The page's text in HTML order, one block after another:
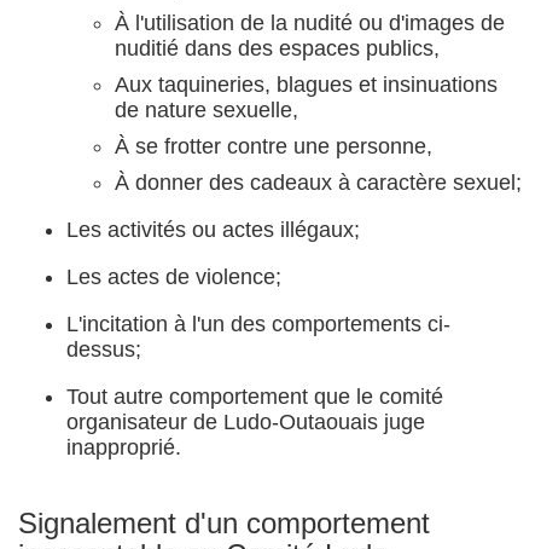
À l'utilisation de la nudité ou d'images de
nuditié dans des espaces publics,
Aux taquineries, blagues et insinuations
de nature sexuelle,
À se frotter contre une personne,
À donner des cadeaux à caractère sexuel;
Les activités ou actes illégaux;
Les actes de violence;
L'incitation à l'un des comportements ci-
dessus;
Tout autre comportement que le comité
organisateur de Ludo-Outaouais juge
inapproprié.
Signalement d'un comportement